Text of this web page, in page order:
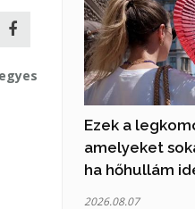
Ezek a
amelyeket
ha hőhullám
2026.08.07